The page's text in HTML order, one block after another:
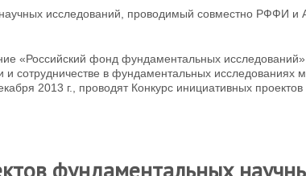
исследований, проводимый совместно РФФИ
«Российский фонд фундаментальных
сотрудничестве в фундаментальных
2013 г., проводят Конкурс инициативных